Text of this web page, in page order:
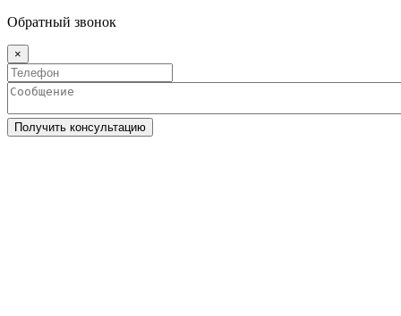
Обратный звонок
×
Получить консультацию